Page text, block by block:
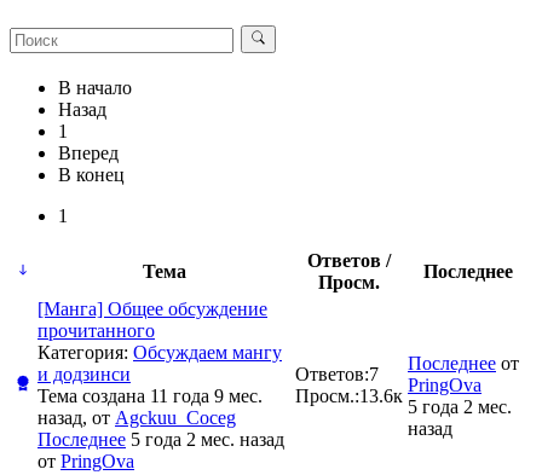
В начало
Назад
1
Вперед
В конец
1
Тема
Ответов /
Просм.
Последнее
[Манга] Общее обсуждение
прочитанного
Категория: Обсуждаем мангу
и додзинси
Тема создана 11 года 9 мес.
назад, от Agckuu_Coceg
Последнее 5 года 2 мес. назад
от PringOva
Ответов:7
Просм.:13.6к
Последнее от
PringOva
5 года 2 мес.
назад